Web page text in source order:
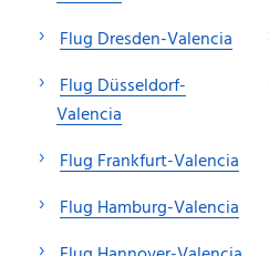
Flug Dresden-Valencia
Flug Düsseldorf-
Valencia
Flug Frankfurt-Valencia
Flug Hamburg-Valencia